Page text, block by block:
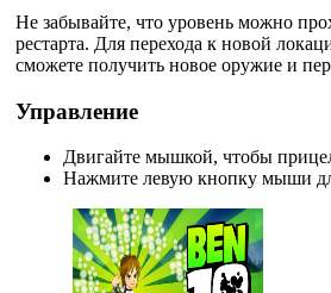
Не забывайте, что уровень можно
рестарта. Для перехода к новой
сможете получить новое оружие и
Управление
Двигайте мышкой, чтобы
Нажмите левую кнопку мыши